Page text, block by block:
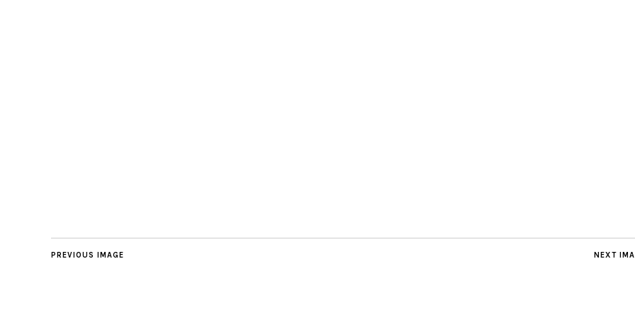
NEXT
PREVIOUS IMAGE